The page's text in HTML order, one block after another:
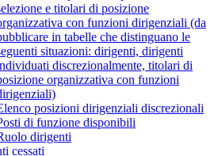
e titolari di posizione
con funzioni dirigenziali (da
in tabelle che distinguano le
situazioni: dirigenti, dirigenti
discrezionalmente, titolari di
organizzativa con funzioni
posizioni dirigenziali discrezionali
di funzione disponibili
dirigenti
cessati